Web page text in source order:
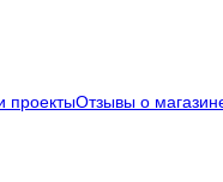
проектыОтзывы о